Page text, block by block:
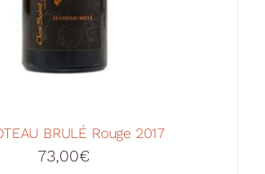
BRULÉ Rouge 2017
73,00€